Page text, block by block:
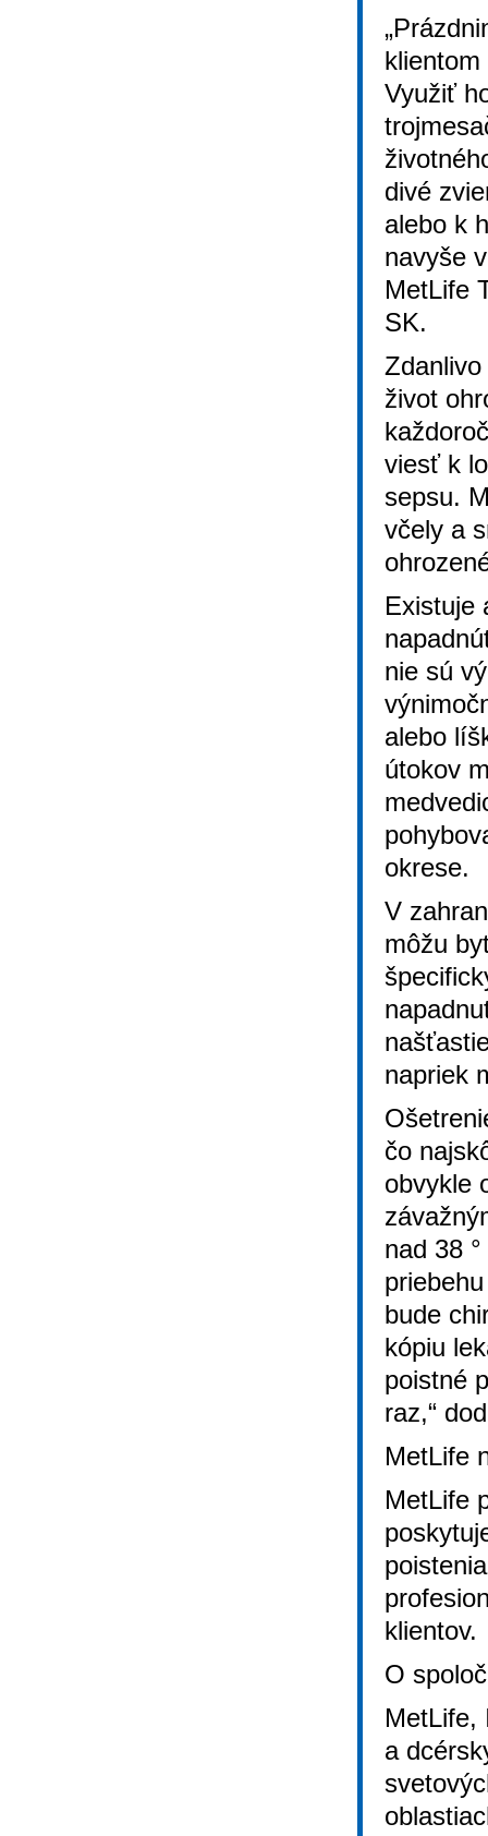
Využiť
divé
alebo k
navyše
MetLife
SK.
život
viesť k
sepsu.
včely a
Existuje
nie sú
alebo
útokov
okrese.
V
môžu
napriek
čo
obvykle
nad 38
bude
kópiu
poistné
raz,“
MetLife
MetLife
klientov.
O
MetLife,
a